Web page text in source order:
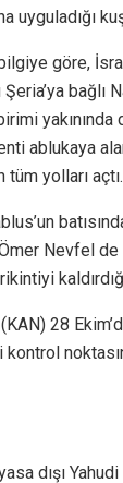
uyguladığı
bilgiye göre,
bağlı
ablukaya
tüm yolları açtı.
Nevfel
28
dışı